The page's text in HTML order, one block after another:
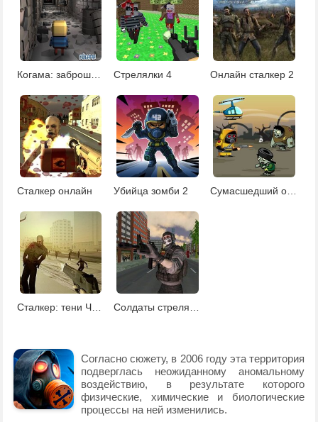
Когама: заброшенная больница Стрелялки 4 Онлайн сталкер 2
Cталкер онлайн Убийца зомби 2 Сумасшедший охотник на зомби
Сталкер: тени Чернобыля
Согласно сюжету, в 2006 году эта территория
подверглась неожиданному аномальному
воздействию, в результате которого
физические, химические и биологические
процессы на ней изменились.